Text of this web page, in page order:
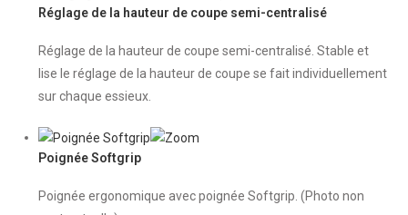
Réglage de la hauteur de coupe semi-centralisé
Réglage de la hauteur de coupe semi-centralisé. Stable et
lise le réglage de la hauteur de coupe se fait individuellement
sur chaque essieux.
Poignée Softgrip
Poignée ergonomique avec poignée Softgrip. (Photo non